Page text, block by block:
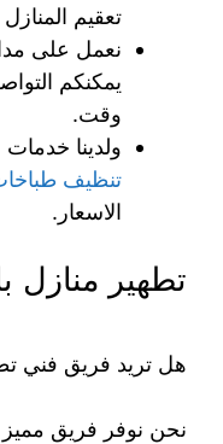
تعقيم
نعمل على
وقت.
ولدينا
تنظيف
الاسعار.
تطهير منازل
هل تريد فريق فني
نحن نوفر فريق مميز